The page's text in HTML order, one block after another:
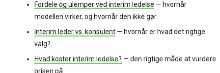
Fordele og ulemper ved interim ledelse — hvornår
modellen virker, og hvornår den ikke gør.
Interim leder vs. konsulent — hvornår er hvad det rigtige
valg?
Hvad koster interim ledelse? — den rigtige måde at vurdere
prisen på.